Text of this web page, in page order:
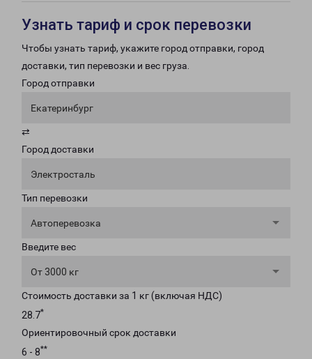
Узнать тариф и срок перевозки
Чтобы узнать тариф, укажите город отправки, город
доставки, тип перевозки и вес груза.
Город отправки
Екатеринбург
⇄
Город доставки
Электросталь
Тип перевозки
Автоперевозка
Введите вес
От 3000 кг
Стоимость доставки за 1 кг (включая НДС)
28.7*
Ориентировочный срок доставки
6 - 8**